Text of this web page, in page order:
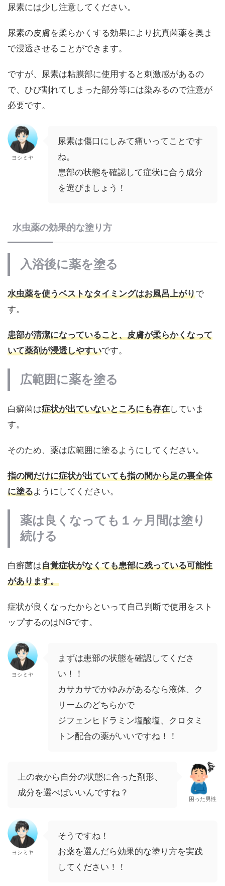
尿素には少し注意してください。
尿素の皮膚を柔らかくする効果により抗真菌薬を奥ま
で浸透させることができます。
ですが、尿素は粘膜部に使用すると刺激感があるの
で、ひび割れてしまった部分等には染みるので注意が
必要です。
ヨシミヤ
尿素は傷口にしみて痛いってことです
ね。
患部の状態を確認して症状に合う成分
を選びましょう！
水虫薬の効果的な塗り方
入浴後に薬を塗る
水虫薬を使うベストなタイミングはお風呂上がりで
す。
患部が清潔になっていること、皮膚が柔らかくなって
いて薬剤が浸透しやすいです。
広範囲に薬を塗る
白癬菌は症状が出ていないところにも存在していま
す。
そのため、薬は広範囲に塗るようにしてください。
指の間だけに症状が出ていても指の間から足の裏全体
に塗るようにしてください。
薬は良くなっても１ヶ月間は塗り
続ける
白癬菌は自覚症状がなくても患部に残っている可能性
があります。
症状が良くなったからといって自己判断で使用をスト
ップするのはNGです。
ヨシミヤ
まずは患部の状態を確認してくださ
い！！
カサカサでかゆみがあるなら液体、ク
リームのどちらかで
ジフェンヒドラミン塩酸塩、クロタミ
トン配合の薬がいいですね！！
上の表から自分の状態に合った剤形、
成分を選べばいいんですね？
困った男性
ヨシミヤ
そうですね！
お薬を選んだら効果的な塗り方を実践
してください！！